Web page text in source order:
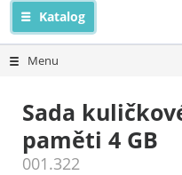
Katalog
Menu
Sada
paměti 4 GB
001.322